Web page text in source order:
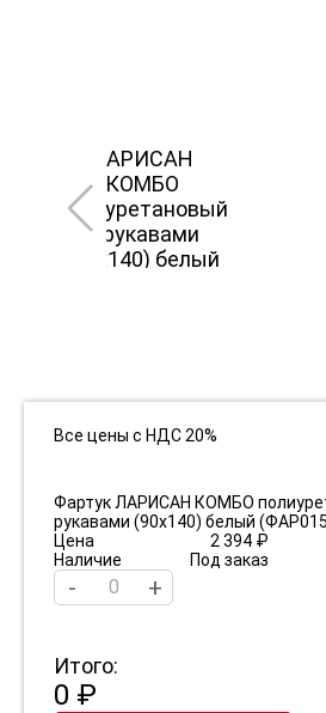
Все цены с НДС 20%
Фартук ЛАРИСАН КОМБО
рукавами (90х140) белый
Цена
2 394 ₽
Наличие
Под заказ
- +
Итого:
0 ₽